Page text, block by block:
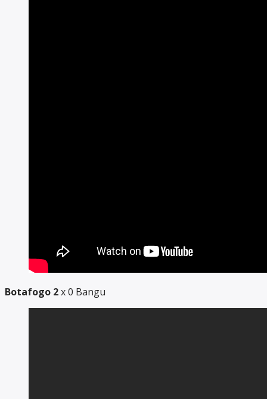
Botafogo 2x 0 Bangu